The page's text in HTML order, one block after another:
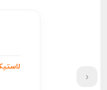
‹